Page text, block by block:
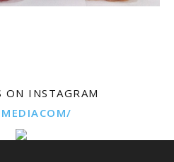
ON INSTAGRAM